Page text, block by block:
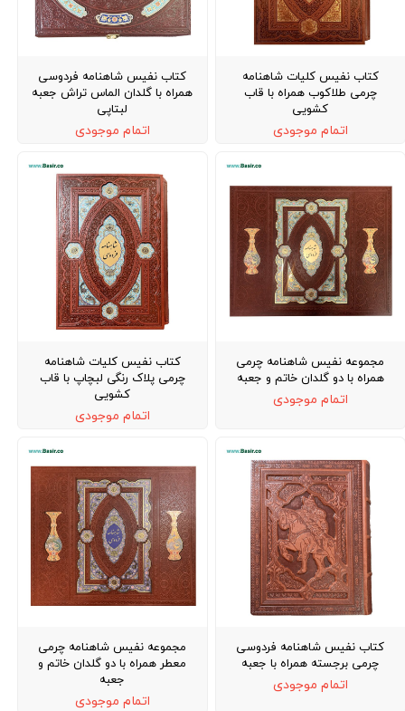
کتاب نفیس کلیات شاهنامه
چرمی طلاکوب همراه با قاب
کشویی
اتمام موجودی
کتاب نفیس شاهنامه فردوسی
همراه با گلدان الماس تراش جعبه
لبتاپی
اتمام موجودی
مجموعه نفیس شاهنامه چرمی
همراه با دو گلدان خاتم و جعبه
اتمام موجودی
کتاب نفیس کلیات شاهنامه
چرمی پلاک رنگی لبچاپ با قاب
کشویی
اتمام موجودی
کتاب نفیس شاهنامه فردوسی
چرمی برجسته همراه با جعبه
اتمام موجودی
مجموعه نفیس شاهنامه چرمی
معطر همراه با دو گلدان خاتم و
جعبه
اتمام موجودی